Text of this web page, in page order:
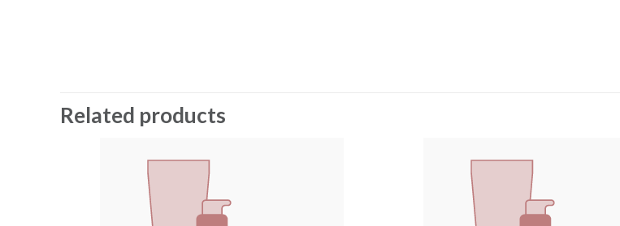
Related products